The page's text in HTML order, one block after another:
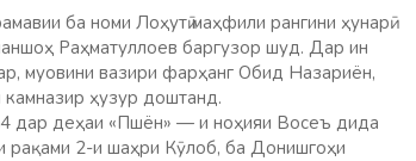
ба номи Лоҳутӣ маҳфили рангини ҳунарӣ
Раҳматуллоев баргузор шуд. Дар ин
муовини вазири фарҳанг Обид Назариён,
ҳузур доштанд.
дар деҳаи «Пшён» — и ноҳияи Восеъ дида
рақами 2-и шаҳри Кӯлоб, ба Донишгоҳи